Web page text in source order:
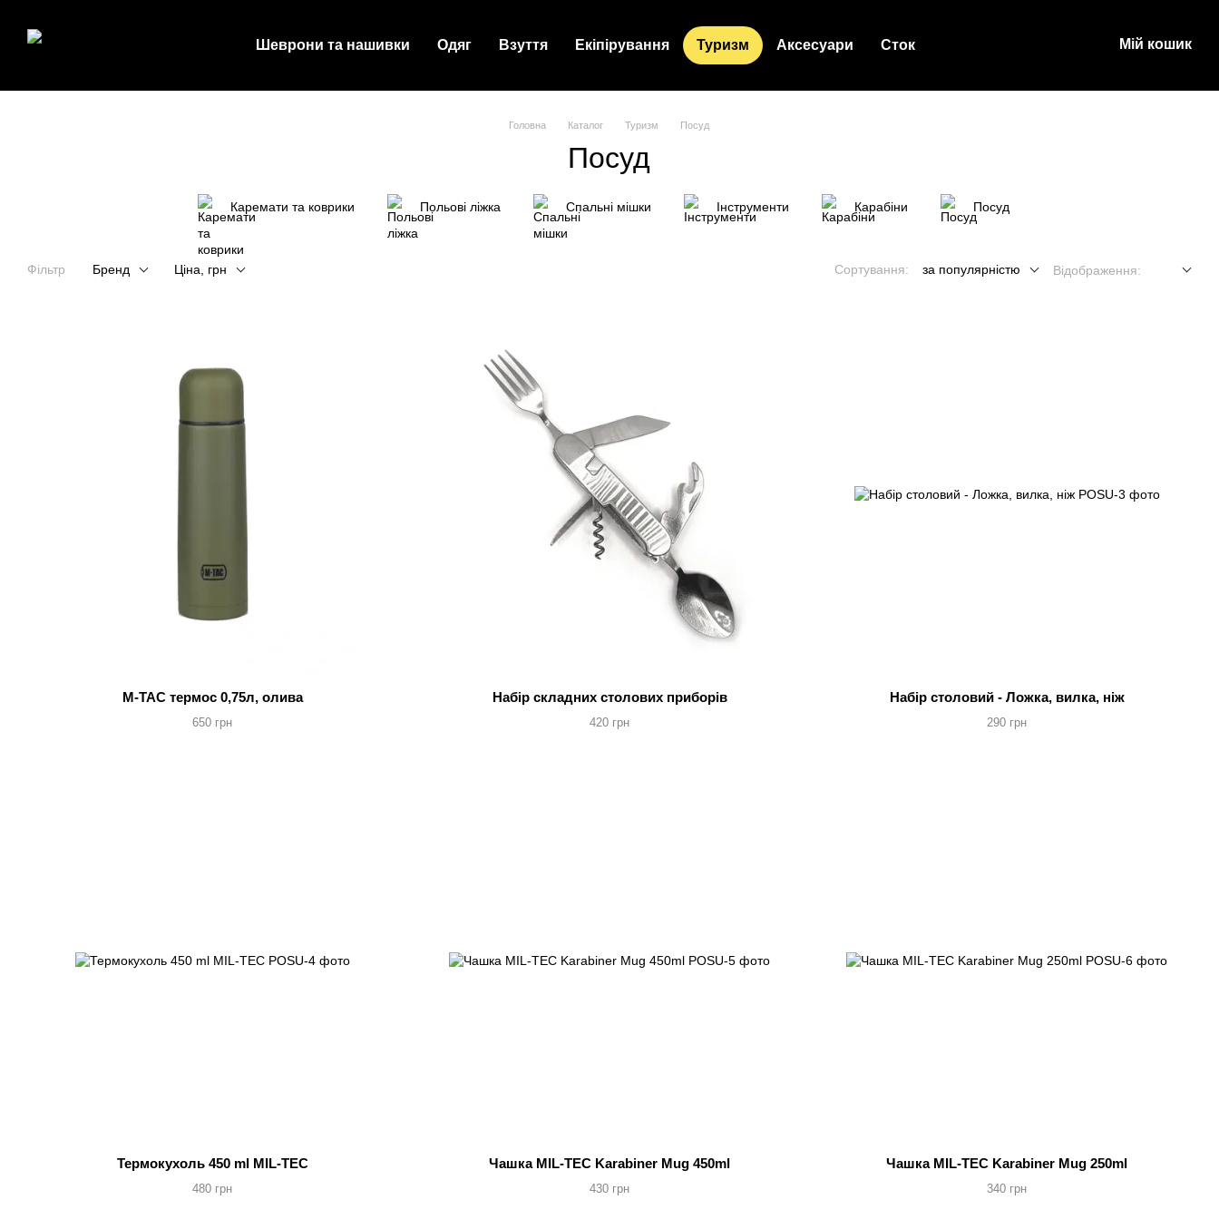
Шеврони та нашивки Одяг Взуття Екіпірування Туризм Аксесуари Сток Мій кошик
Головна Каталог Туризм Посуд
Посуд
Каремати та коврики Польові ліжка Спальні мішки Інструменти Карабіни Посуд
Фільтр Бренд Ціна, грн Сортування: за популярністю Відображення:
M-TAC термос 0,75л, олива
650 грн
Набір складних столових приборів
420 грн
Набір столовий - Ложка, вилка, ніж
290 грн
Термокухоль 450 ml MIL-TEC
480 грн
Чашка MIL-TEC Karabiner Mug 450ml
430 грн
Чашка MIL-TEC Karabiner Mug 250ml
340 грн